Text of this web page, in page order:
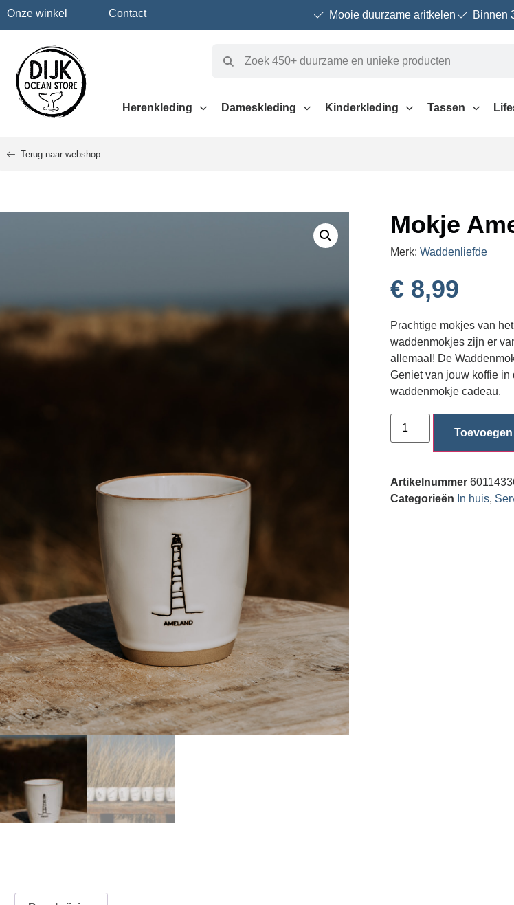
Onze winkel Contact Mooie duurzame aritkelen Binnen
Herenkleding Dameskleding Kinderkleding Tassen
Terug naar webshop
Mokje
Merk: Waddenliefde
€8,99
Prachtige mokjes van
waddenmokjes zijn er
allemaal! De
Geniet van jouw koffie in
waddenmokje cadeau.
Artikelnummer
Categorieën In huis,